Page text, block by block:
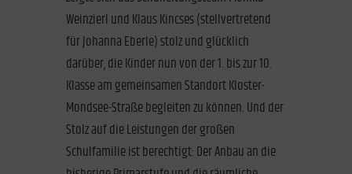
Weinzierl und Klaus Kincses (stellvertretend
für Johanna Eberle) stolz und glücklich
darüber, die Kinder nun von der 1. bis zur 10.
Klasse am gemeinsamen Standort Kloster-
Mondsee-Straße begleiten zu können. Und der
Stolz auf die Leistungen der großen
Schulfamilie ist berechtigt: Der Anbau an die